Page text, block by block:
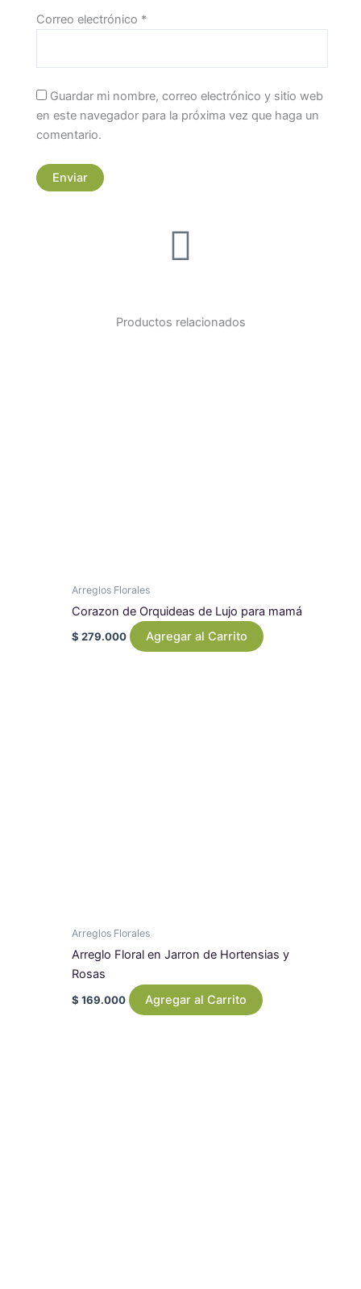
Correo electrónico *
Guardar mi nombre, correo electrónico y sitio web
en este navegador para la próxima vez que haga un
comentario.
Productos relacionados
Arreglos Florales
Corazon de Orquideas de Lujo para mamá
$ 279.000 Agregar al Carrito
Arreglos Florales
Arreglo Floral en Jarron de Hortensias y
Rosas
$ 169.000 Agregar al Carrito